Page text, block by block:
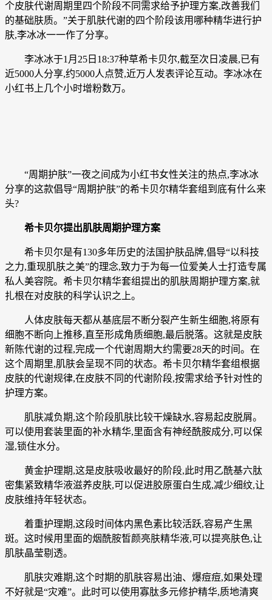
个皮肤代谢周期里四个阶段不同需求给予护理方案,改善我们
的基础肤质。”关于肌肤代谢的四个阶段该用哪种精华进行护
肤,李冰冰一一作了分享。
李冰冰于1月25日18:37种草希卡贝尔,截至次日凌晨,已有
近5000人分享,约5000人点赞,近万人发表评论互动。李冰冰在
小红书上几个小时增粉数万。
“周期护肤”一夜之间成为小红书女性关注的热点,李冰冰
分享的这款倡导“周期护肤”的希卡贝尔精华套组到底有什么来
头?
希卡贝尔提出肌肤周期护理方案
希卡贝尔是有130多年历史的法国护肤品牌,倡导“以科技
之力,重现肌肤之美”的理念,致力于为每一位爱美人士打造专属
私人美容院。希卡贝尔精华套组提出的肌肤周期护理方案,就
扎根在对皮肤的科学认识之上。
人体皮肤每天都从基底层不断分裂产生新生细胞,将原有
细胞不断向上推移,直至形成角质细胞,最后脱落。这就是皮肤
新陈代谢的过程,完成一个代谢周期大约需要28天的时间。在
这个周期里,肌肤会呈现不同的状态。希卡贝尔精华套组根据
皮肤的代谢规律,在皮肤不同的代谢阶段,按需求给予针对性的
护理方案。
肌肤减负期,这个阶段肌肤比较干燥缺水,容易起皮脱屑。
可以使用套装里面的补水精华,里面含有神经酰胺成分,可以保
湿,锁住水分。
黄金护理期,这是皮肤吸收最好的阶段,此时用乙酰基六肽
密集紧致精华液滋养皮肤,可以促进胶原蛋白生成,减少细纹,让
皮肤维持年轻状态。
着重护理期,这段时间体内黑色素比较活跃,容易产生黑
斑。这时候用里面的烟酰胺皙颜亮肤精华液,可以提亮肤色,让
肌肤晶莹剔透。
肌肤灾难期,这个时期的肌肤容易出油、爆痘痘,如果处理
不好就是“灾难”。此时可以使用寡肽多元修护精华,质地清爽